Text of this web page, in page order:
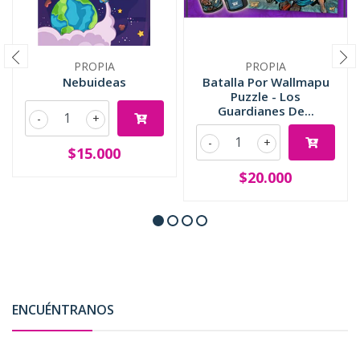
PROPIA
Nebuideas
+
-
$15.000
PROPIA
Batalla Por Wallmapu
Puzzle - Los
Guardianes De...
+
-
$20.000
ENCUÉNTRANOS